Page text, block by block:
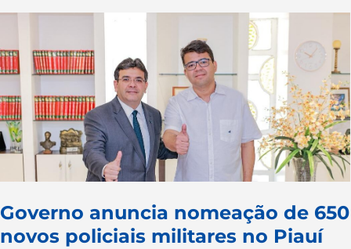
Governo anuncia nomeação de 650
novos policiais militares no Piauí